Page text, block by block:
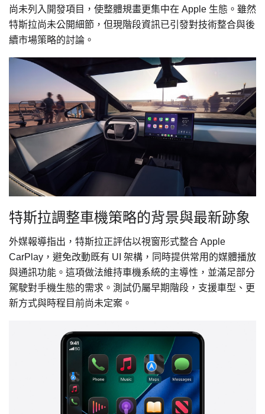
尚未列入開發項目，使整體規畫更集中在 Apple 生態。雖然
特斯拉尚未公開細節，但現階段資訊已引發對技術整合與後
續市場策略的討論。
特斯拉調整車機策略的背景與最新跡象
外媒報導指出，特斯拉正評估以視窗形式整合 Apple
CarPlay，避免改動既有 UI 架構，同時提供常用的媒體播放
與通訊功能。這項做法維持車機系統的主導性，並滿足部分
駕駛對手機生態的需求。測試仍屬早期階段，支援車型、更
新方式與時程目前尚未定案。